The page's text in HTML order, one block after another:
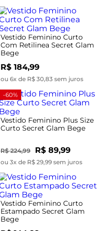
Vestido Feminino Curto
Com Retilinea Secret Glam
Bege
R$ 184,99
ou 6x de R$ 30,83 sem juros
-60%
Vestido Feminino Plus Size
Curto Secret Glam Bege
R$ 224,99 R$ 89,99
ou 3x de R$ 29,99 sem juros
Vestido Feminino Curto
Estampado Secret Glam
Bege